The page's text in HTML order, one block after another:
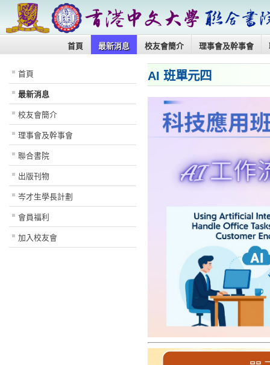
首頁 最新消息 校友會簡介 理事會及幹事會
首頁
最新消息
校友會簡介
理事會及幹事會
聯合書院
出版刊物
岑才生學長計劃
會員福利
加入校友會
AI 班單元四